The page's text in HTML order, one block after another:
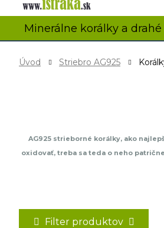
Minerálne korálky a
Úvod Striebro AG925
AG925 strieborné korálky, ako
oxidovať, treba sa teda o neho
testované v akreditovaných
Filter produktov